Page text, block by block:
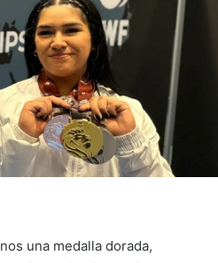
una medalla dorada,